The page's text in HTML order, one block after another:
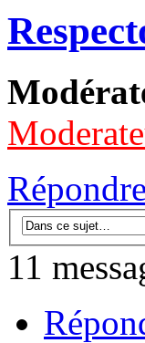
Répondre
11